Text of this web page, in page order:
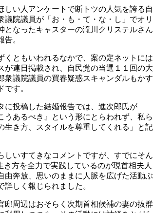
しい人アンケートで断トツの人気を誇る自
議院議員が「お・も・て・な・し」でオリ
となったキャスターの滝川クリステルさん
告。
くともいわれるなかで、案の定ネットには
が連日掲載され、自民党の当選１１回の大
衆議院議員の買春疑惑スキャンダルもかす
です。
に投稿した結婚報告では、進次郎氏が
うあるべき』という形にとらわれず、私ら
生き方、スタイルを尊重してくれる」と記
しいすてきなコメントですが、すでにそん
方を全力で実践しているのが現首相夫人
由奔放、思いのままに人脈を広げた活動ぶ
詳しく報じられました。
邸周辺はおそらく次期首相候補の妻の抜群